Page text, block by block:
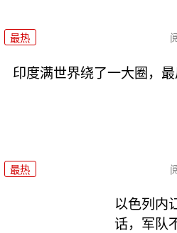
最热
印度满世界绕了一大圈，最
最热
以色列内
话，军队